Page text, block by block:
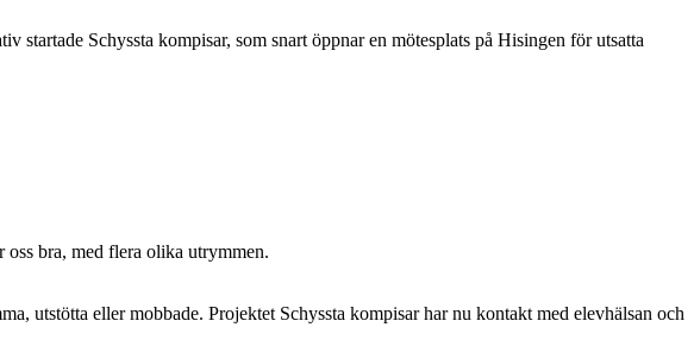
Schyssta kompisar, som snart öppnar en mötesplats på Hisingen för utsatta
oss bra, med flera olika utrymmen.
utstötta eller mobbade. Projektet Schyssta kompisar har nu kontakt med elevhälsan och